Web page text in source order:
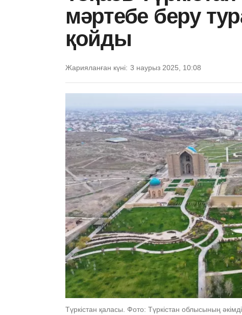
мәртебе беру
қойды
Жарияланған күні: 3 наурыз 2025, 10:08
Түркістан қаласы. Фото: Түркістан облысының